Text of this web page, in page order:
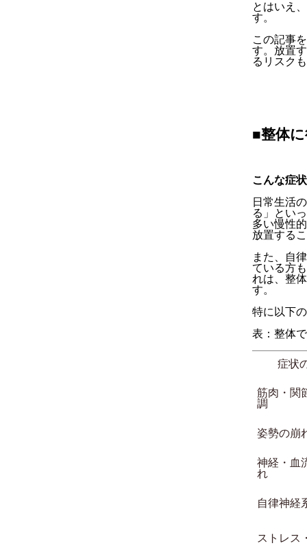
とはいえ
す。
この記事
す。放置
るリスク
■整体
こんな症
日常生活
る」とい
多い慢性
放置する
また、自
ている方
れは、整
す。
特に以下
表：整体
症状
筋肉・関
調
姿勢の崩
神経・血
れ
自律神経
ストレス